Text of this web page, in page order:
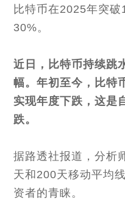
比特币在2025年突
30%。
近日，比特币持续跳
幅。年初至今，比特
实现年度下跌，这是
跌。
据路透社报道，分析
天和200天移动平均
资者的青睐。